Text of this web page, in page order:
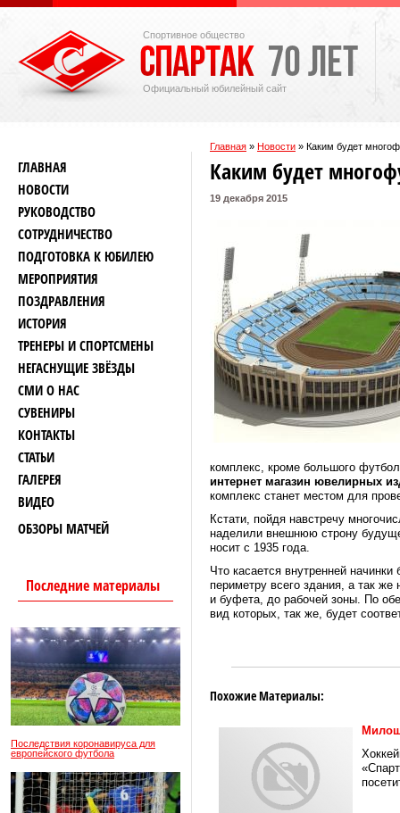
Спортивное общество
Официальный юбилейный сайт
Главная » Новости » Каким будет
ГЛАВНАЯ
НОВОСТИ
РУКОВОДСТВО
СОТРУДНИЧЕСТВО
ПОДГОТОВКА К ЮБИЛЕЮ
МЕРОПРИЯТИЯ
ПОЗДРАВЛЕНИЯ
ИСТОРИЯ
ТРЕНЕРЫ И СПОРТСМЕНЫ
НЕГАСНУЩИЕ ЗВЁЗДЫ
СМИ О НАС
СУВЕНИРЫ
КОНТАКТЫ
СТАТЬИ
ГАЛЕРЕЯ
ВИДЕО
ОБЗОРЫ МАТЧЕЙ
Последние материалы
Последствия коронавируса для
европейского футбола
Каким будет
19 декабря 2015
комплекс, кроме большого
интернет магазин ювелирных
комплекс станет местом для
Кстати, пойдя навстречу
наделили внешнюю строну
носит с 1935 года.
Что касается внутренней
периметру всего здания, а так
и буфета, до рабочей зоны. По
вид которых, так же, будет
Похожие Материалы: